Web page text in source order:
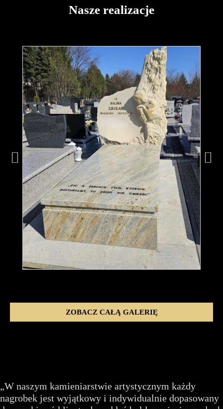
Nasze realizacje
ZOBACZ CAŁĄ GALERIĘ
„W naszym kamieniarstwie artystycznym każdy
nagrobek jest wyjątkowy i indywidualnie dopasowany